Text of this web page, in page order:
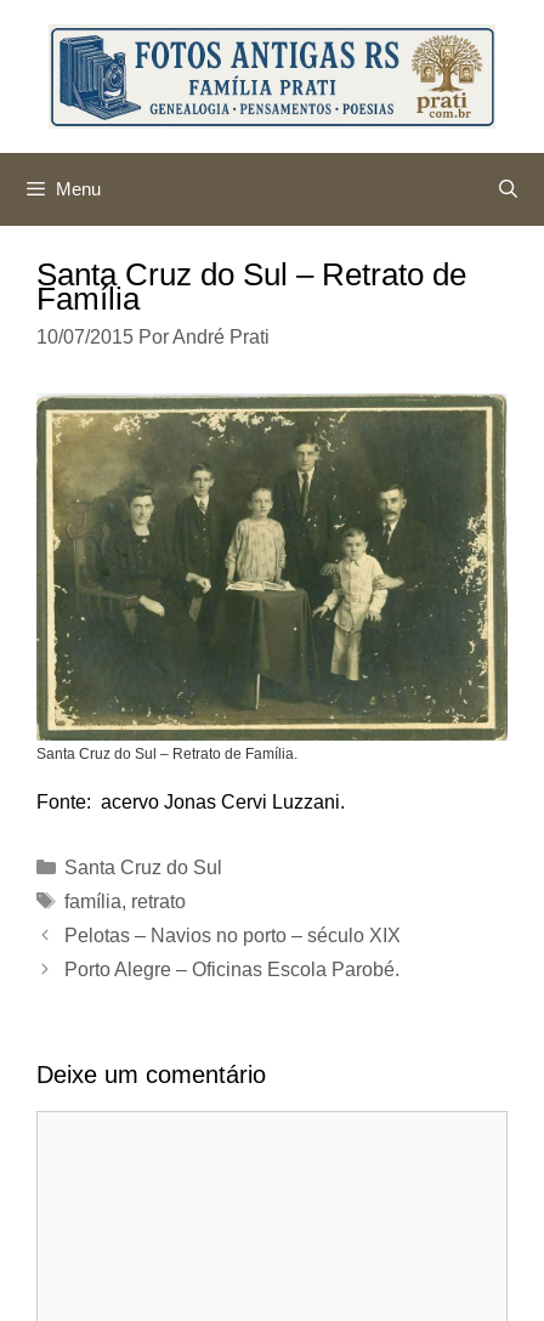
conteúdo
Menu
Santa Cruz do Sul – Retrato de
Família
10/07/2015 PorAndré Prati
Santa Cruz do Sul – Retrato de Família.
Fonte: acervo Jonas Cervi Luzzani.
Categorias
Santa Cruz do Sul
Tags
família, retrato
Pelotas – Navios no porto – século XIX
Porto Alegre – Oficinas Escola Parobé.
Deixe um comentário